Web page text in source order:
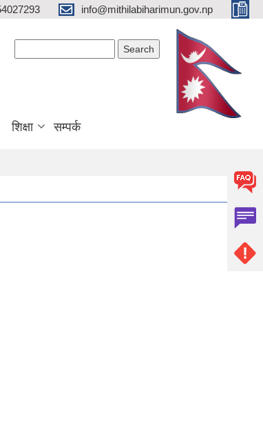
info@mithilabiharimun.gov.np
शिक्षा सम्पर्क